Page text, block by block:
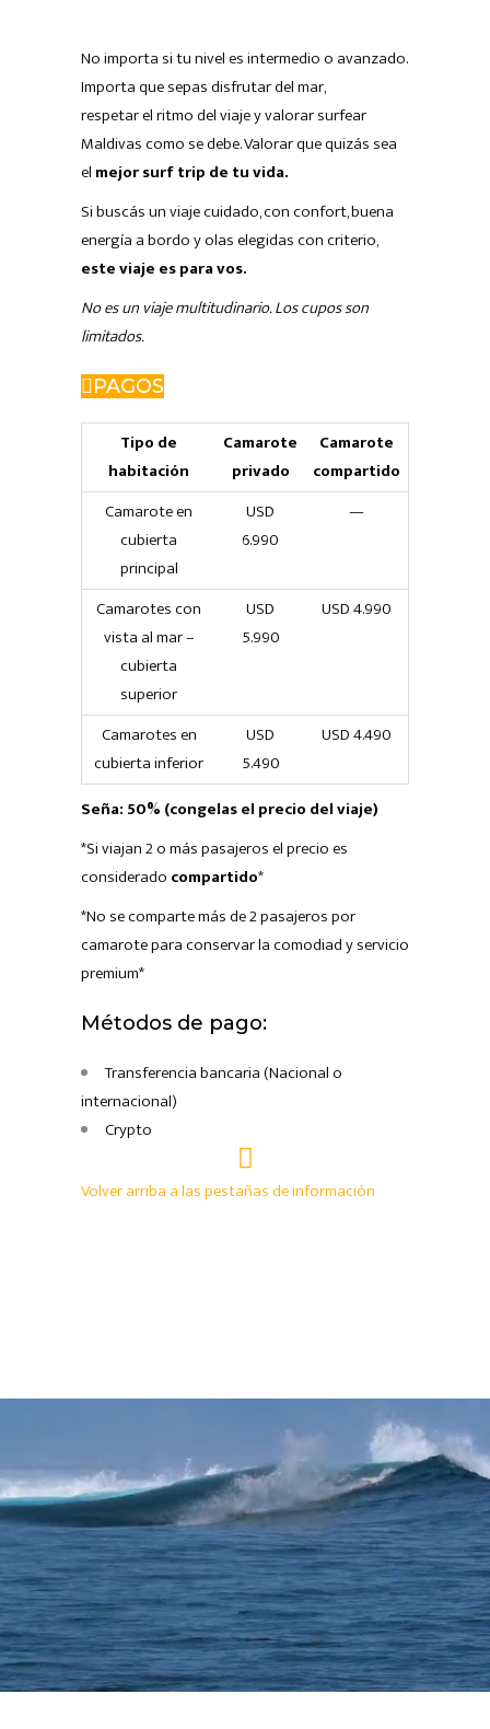
No importa si tu nivel es intermedio o avanzado.
Importa que sepas disfrutar del mar,
respetar el ritmo del viajey valorar surfear
Maldivas como se debe. Valorar que quizás sea
el mejor surf trip de tu vida.
Si buscás un viaje cuidado, con confort,buena
energía a bordo y olas elegidas con criterio,
este viaje es para vos.
No es un viaje multitudinario. Los cupos son
limitados.
PAGOS
Tipo de
habitación
Camarote
privado
Camarote
compartido
Camarote en
cubierta
principal
USD
6.990
—
Camarotes con
vista al mar –
cubierta
superior
USD
5.990
USD 4.990
Camarotes en
cubierta inferior
USD
5.490
USD 4.490
Seña: 50% (congelas el precio del viaje)
*Si viajan 2 o más pasajeros el precio es
considerado compartido*
*No se comparte más de 2 pasajeros por
camarote para conservar la comodiad y servicio
premium*
Métodos de pago:
Transferencia bancaria (Nacional o
internacional)
Crypto
Volver arriba a las pestañas de información